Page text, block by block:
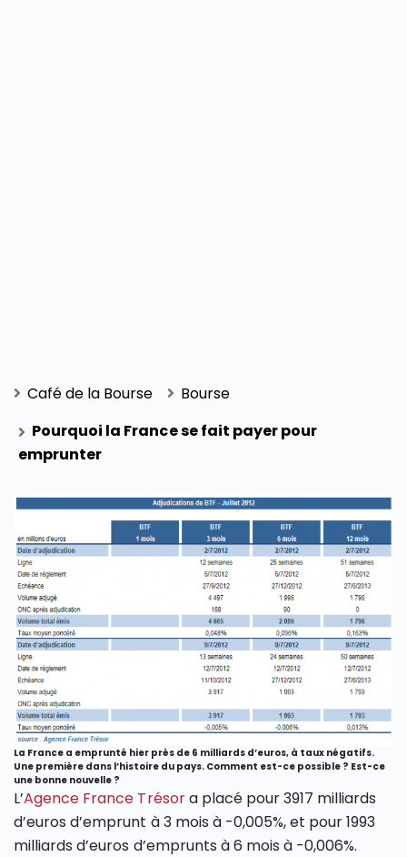
Café de la Bourse
Bourse
Pourquoi la France se fait payer pour
emprunter
La France a emprunté hier près de 6 milliards d’euros, à taux négatifs.
Une première dans l’histoire du pays. Comment est-ce possible ? Est-ce
une bonne nouvelle ?
L’Agence France Trésora placé pour 3917 milliards
d’euros d’emprunt à 3 mois à -0,005%, et pour 1993
milliards d’euros d’emprunts à 6 mois à -0,006%.